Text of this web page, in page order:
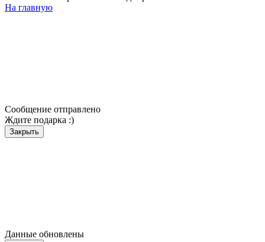
На главную
Сообщение отправлено
Ждите подарка :)
Закрыть
Данные обновлены